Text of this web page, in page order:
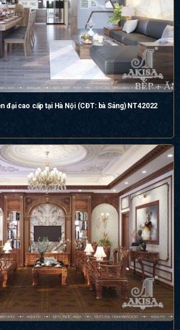
đại cao cấp tại Hà Nội (CĐT: bà Sáng) NT42022